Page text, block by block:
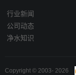
行业新闻
公司动态
净水知识
Copyright © 2003- 2026